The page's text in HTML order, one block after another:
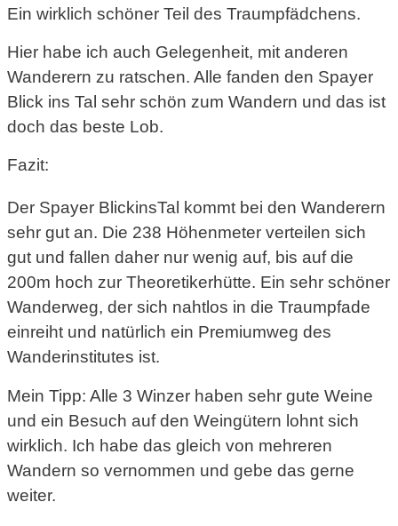
Ein wirklich schöner Teil des Traumpfädchens.
Hier habe ich auch Gelegenheit, mit anderen
Wanderern zu ratschen. Alle fanden den Spayer
Blick ins Tal sehr schön zum Wandern und das ist
doch das beste Lob.
Fazit:
Der Spayer BlickinsTal kommt bei den Wanderern
sehr gut an. Die 238 Höhenmeter verteilen sich
gut und fallen daher nur wenig auf, bis auf die
200m hoch zur Theoretikerhütte. Ein sehr schöner
Wanderweg, der sich nahtlos in die Traumpfade
einreiht und natürlich ein Premiumweg des
Wanderinstitutes ist.
Mein Tipp: Alle 3 Winzer haben sehr gute Weine
und ein Besuch auf den Weingütern lohnt sich
wirklich. Ich habe das gleich von mehreren
Wandern so vernommen und gebe das gerne
weiter.